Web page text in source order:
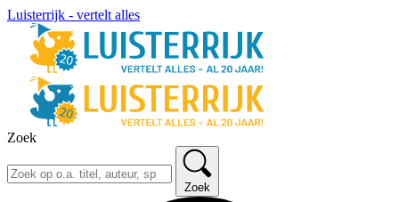
Luisterrijk - vertelt alles
Zoek
Zoek